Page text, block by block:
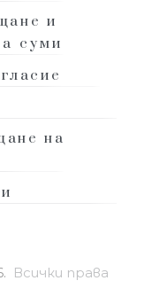
и
суми
на
Всички права